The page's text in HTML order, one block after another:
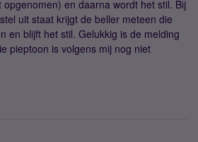
en daarna wordt het stil. Bij
uit staat krijgt de beller meteen die
en blijft het stil. Gelukkig is de melding
pieptoon is volgens mij nog niet